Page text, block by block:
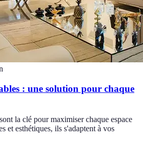
: une solution pour chaque
la clé pour maximiser chaque espace
et esthétiques, ils s'adaptent à vos